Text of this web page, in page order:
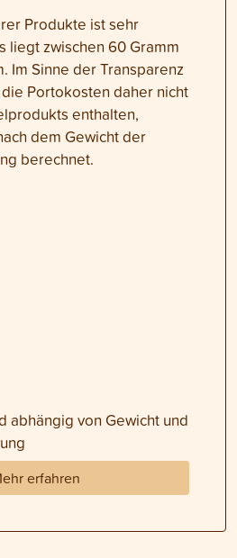
Produkte ist sehr
liegt zwischen 60 Gramm
Im Sinne der Transparenz
Portokosten daher nicht
enthalten,
dem Gewicht der
berechnet.
abhängig von Gewicht und
erfahren